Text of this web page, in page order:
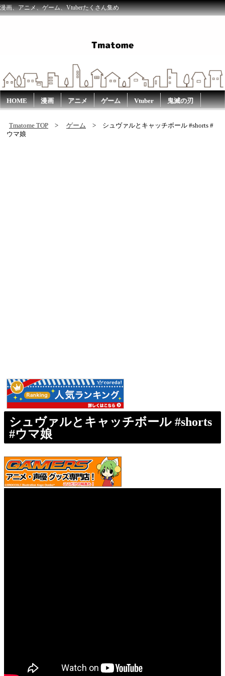
漫画、アニメ、ゲーム、Vtuberたくさん集め
HOME 漫画 アニメ ゲーム Vtuber 鬼滅の刃
Tmatome TOP ゲーム
シュヴァルとキャッチボール #shorts #
ウマ娘
シュヴァルとキャッチボール #shorts
#ウマ娘